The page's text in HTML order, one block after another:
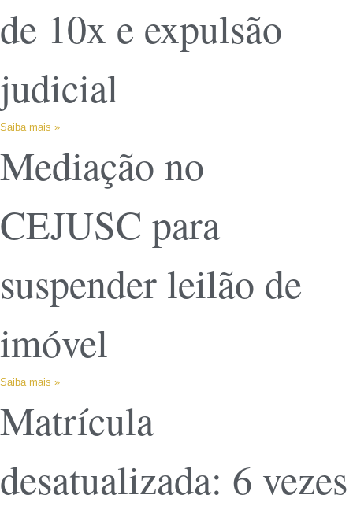
de 10x e expulsão
judicial
Saiba mais »
Mediação no
CEJUSC para
suspender leilão de
imóvel
Saiba mais »
Matrícula
desatualizada: 6 vezes